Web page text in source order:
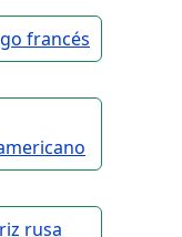
francés
rusa